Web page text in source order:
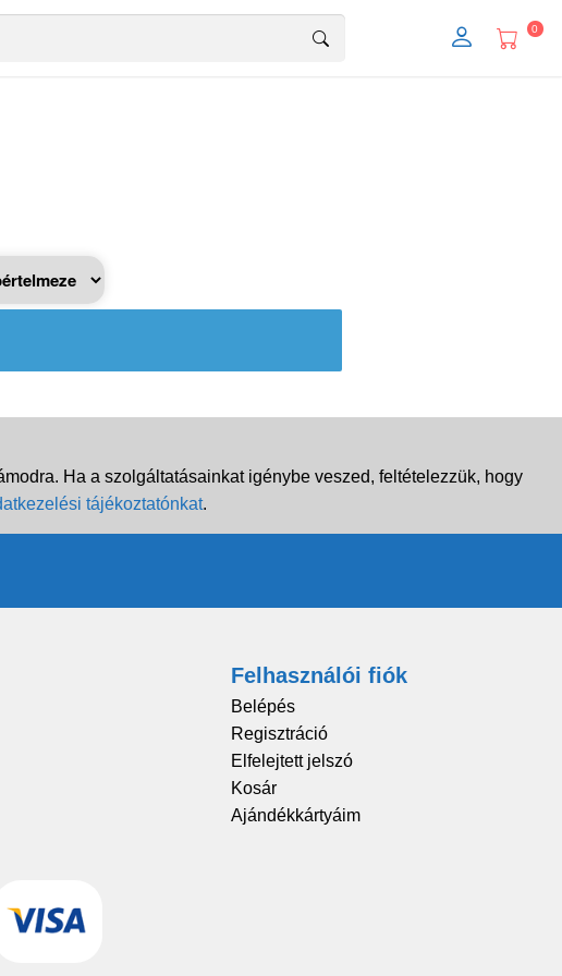
0
Ha a szolgáltatásainkat igénybe veszed, feltételezzük, hogy
tájékoztatónkat.
Felhasználói fiók
Belépés
Regisztráció
Elfelejtett jelszó
Kosár
Ajándékkártyáim